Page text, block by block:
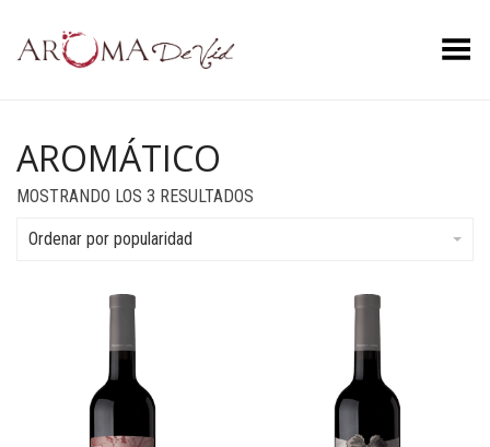
Menú
AROMÁTICO
MOSTRANDO LOS 3 RESULTADOS
Ordenar por popularidad